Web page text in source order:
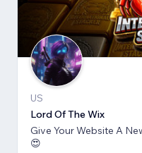
US
Lord Of The Wix
Give Your Website A
😍